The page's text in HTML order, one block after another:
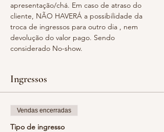
apresentação/chá. Em caso de atraso do
cliente, NÃO HAVERÁ a possibilidade da
troca de ingressos para outro dia , nem
devolução do valor pago. Sendo
considerado No-show.
Ingressos
Vendas encerradas
Tipo de ingresso